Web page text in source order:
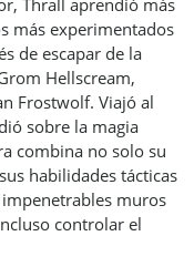
Thrall aprendió más
más experimentados
de escapar de la
Hellscream,
Frostwolf. Viajó al
sobre la magia
combina no solo su
habilidades tácticas
muros
controlar el